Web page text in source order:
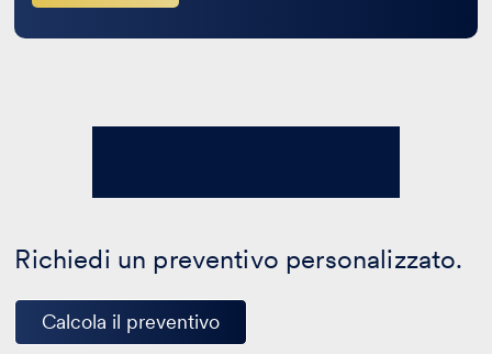
Richiedi un preventivo personalizzato.
Calcola il preventivo